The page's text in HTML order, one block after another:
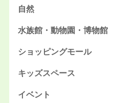
自然
水族館・動物園・博物館
ショッピングモール
キッズスペース
イベント